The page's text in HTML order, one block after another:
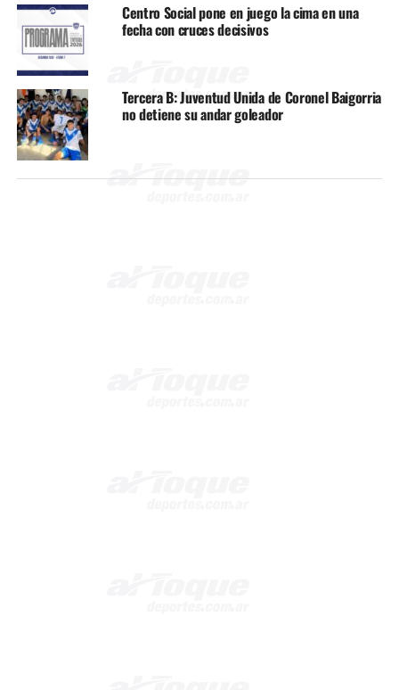
Centro Social pone en juego la cima en una
fecha con cruces decisivos
Tercera B: Juventud Unida de Coronel Baigorria
no detiene su andar goleador